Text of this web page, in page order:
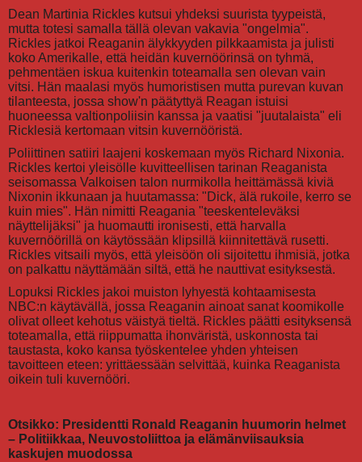
Dean Martinia Rickles kutsui yhdeksi suurista tyypeistä,
mutta totesi samalla tällä olevan vakavia "ongelmia".
Rickles jatkoi Reaganin älykkyyden pilkkaamista ja julisti
koko Amerikalle, että heidän kuvernöörinsä on tyhmä,
pehmentäen iskua kuitenkin toteamalla sen olevan vain
vitsi. Hän maalasi myös humoristisen mutta purevan kuvan
tilanteesta, jossa show'n päätyttyä Reagan istuisi
huoneessa valtionpoliisin kanssa ja vaatisi "juutalaista" eli
Ricklesiä kertomaan vitsin kuvernööristä.
Poliittinen satiiri laajeni koskemaan myös Richard Nixonia.
Rickles kertoi yleisölle kuvitteellisen tarinan Reaganista
seisomassa Valkoisen talon nurmikolla heittämässä kiviä
Nixonin ikkunaan ja huutamassa: "Dick, älä rukoile, kerro se
kuin mies". Hän nimitti Reagania "teeskenteleväksi
näyttelijäksi" ja huomautti ironisesti, että harvalla
kuvernöörillä on käytössään klipsillä kiinnitettävä rusetti.
Rickles vitsaili myös, että yleisöön oli sijoitettu ihmisiä, jotka
on palkattu näyttämään siltä, että he nauttivat esityksestä.
Lopuksi Rickles jakoi muiston lyhyestä kohtaamisesta
NBC:n käytävällä, jossa Reaganin ainoat sanat koomikolle
olivat olleet kehotus väistyä tieltä. Rickles päätti esityksensä
toteamalla, että riippumatta ihonväristä, uskonnosta tai
taustasta, koko kansa työskentelee yhden yhteisen
tavoitteen eteen: yrittäessään selvittää, kuinka Reaganista
oikein tuli kuvernööri.
Otsikko: Presidentti Ronald Reaganin huumorin helmet
– Politiikkaa, Neuvostoliittoa ja elämänviisauksia
kaskujen muodossa